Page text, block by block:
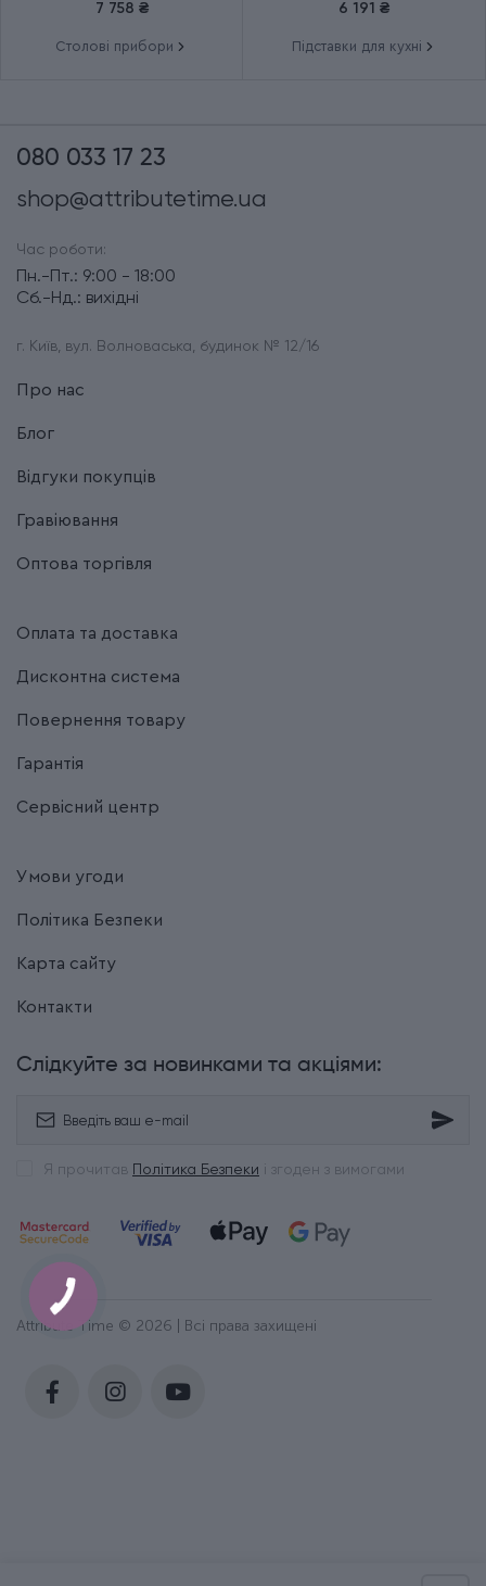
7 758 ₴
Столові прибори
6 191 ₴
Підставки для кухні
080 033 17 23
shop@attributetime.ua
Час роботи:
Пн.-Пт.: 9:00 - 18:00
Сб.-Нд.: вихідні
г. Київ, вул. Волноваська, будинок № 12/16
Про нас
Блог
Відгуки покупців
Гравіювання
Оптова торгівля
Оплата та доставка
Дисконтна система
Повернення товару
Гарантія
Сервісний центр
Умови угоди
Політика Безпеки
Карта сайту
Контакти
Слідкуйте за новинками та акціями:
Я прочитав Політика Безпеки і згоден з вимогами
Attribute Time © 2026 | Всі права захищені